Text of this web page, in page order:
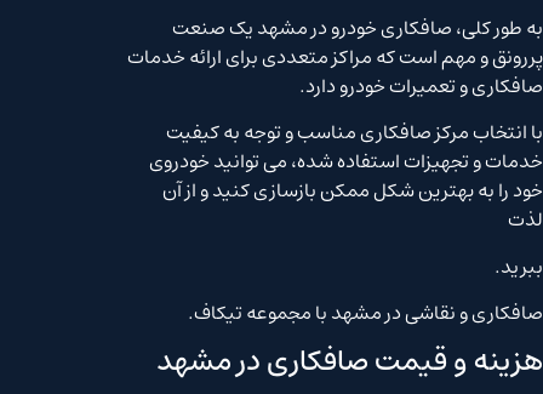
به طور کلی، صافکاری خودرو در مشهد یک صنعت
پررونق و مهم است که مراکز متعددی برای ارائه خدمات
صافکاری و تعمیرات خودرو دارد.
با انتخاب مرکز صافکاری مناسب و توجه به کیفیت
خدمات و تجهیزات استفاده شده، می توانید خودروی
خود را به بهترین شکل ممکن بازسازی کنید و از آن
لذت
ببرید.
صافکاری و نقاشی در مشهد با مجموعه تیکاف.
هزینه و قیمت صافکاری در مشهد